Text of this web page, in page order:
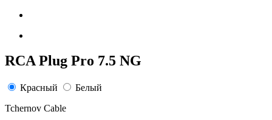
RCA Plug Pro 7.5 NG
Красный
Белый
Tchernov Cable